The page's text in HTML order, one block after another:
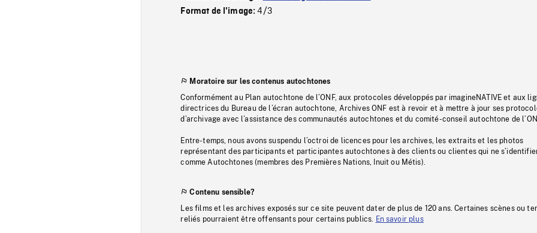
Format de l'image:4/3
Moratoire sur les contenus autochtones
Conformément au Plan autochtone de l’ONF, aux protocoles développés par imagineNATIVE et aux
directrices du Bureau de l’écran autochtone, Archives ONF est à revoir et à mettre à jour ses
d’archivage avec l’assistance des communautés autochtones et du comité-conseil autochtone de
Entre-temps, nous avons suspendu l’octroi de licences pour les archives, les extraits et les photos
représentant des participants et participantes autochtones à des clients ou clientes qui ne
comme Autochtones (membres des Premières Nations, Inuit ou Métis).
Contenu sensible?
Les films et les archives exposés sur ce site peuvent dater de plus de 120 ans. Certaines scènes ou
reliés pourraient être offensants pour certains publics. En savoir plus